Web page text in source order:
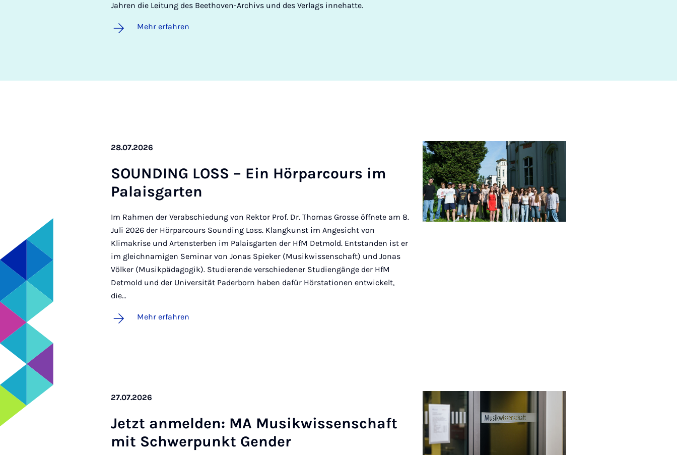
Jahren die Leitung des Beethoven-Archivs und des Verlags innehatte.
Mehr erfahren
28.07.2026
SO­UN­DING LOSS – Ein Hör­pa­r­cours im
Pa­lais­gar­ten
Im Rahmen der Verabschiedung von Rektor Prof. Dr. Thomas Grosse öffnete am 8.
Juli 2026 der Hörparcours Sounding Loss. Klangkunst im Angesicht von
Klimakrise und Artensterben im Palaisgarten der HfM Detmold. Entstanden ist er
im gleichnamigen Seminar von Jonas Spieker (Musikwissenschaft) und Jonas
Völker (Musikpädagogik). Studierende verschiedener Studiengänge der HfM
Detmold und der Universität Paderborn haben dafür Hörstationen entwickelt,
die…
Mehr erfahren
27.07.2026
Jetzt an­mel­den: MA Mu­sik­wis­sen­schaft
mit Schwer­punkt Gen­der